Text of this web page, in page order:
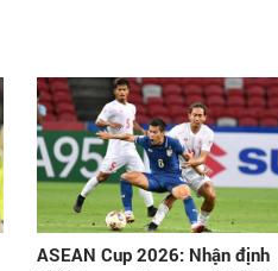
ASEAN Cup 2026: Nhận định